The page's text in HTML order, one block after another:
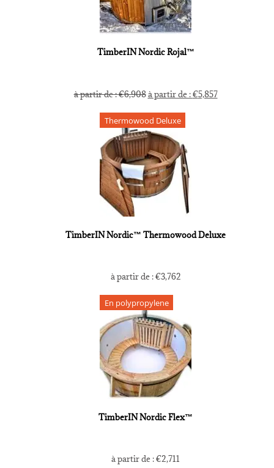
TimberIN Nordic Rojal™
à partir de :€6,908à partir de :€5,857
Thermowood Deluxe
TimberIN Nordic™ Thermowood Deluxe
à partir de :€3,762
En polypropylene
TimberIN Nordic Flex™
à partir de :€2,711